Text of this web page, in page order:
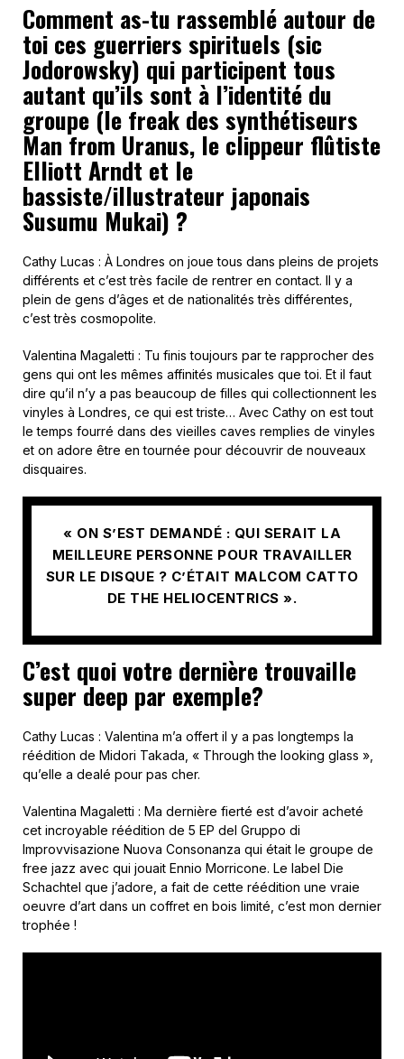
Comment as-tu rassemblé autour de
toi ces guerriers spirituels (sic
Jodorowsky) qui participent tous
autant qu’ils sont à l’identité du
groupe (le freak des synthétiseurs
Man from Uranus, le clippeur flûtiste
Elliott Arndt et le
bassiste/illustrateur japonais
Susumu Mukai) ?
Cathy Lucas : À Londres on joue tous dans pleins de projets
différents et c’est très facile de rentrer en contact. Il y a
plein de gens d’âges et de nationalités très différentes,
c’est très cosmopolite.
Valentina Magaletti : Tu finis toujours par te rapprocher des
gens qui ont les mêmes affinités musicales que toi. Et il faut
dire qu’il n’y a pas beaucoup de filles qui collectionnent les
vinyles à Londres, ce qui est triste… Avec Cathy on est tout
le temps fourré dans des vieilles caves remplies de vinyles
et on adore être en tournée pour découvrir de nouveaux
disquaires.
« ON S’EST DEMANDÉ : QUI SERAIT LA
MEILLEURE PERSONNE POUR TRAVAILLER
SUR LE DISQUE ? C’ÉTAIT MALCOM CATTO
DE THE HELIOCENTRICS ».
C’est quoi votre dernière trouvaille
super deep par exemple?
Cathy Lucas : Valentina m’a offert il y a pas longtemps la
réédition de Midori Takada, « Through the looking glass »,
qu’elle a dealé pour pas cher.
Valentina Magaletti : Ma dernière fierté est d’avoir acheté
cet incroyable réédition de 5 EP del Gruppo di
Improvvisazione Nuova Consonanza qui était le groupe de
free jazz avec qui jouait Ennio Morricone. Le label Die
Schachtel que j’adore, a fait de cette réédition une vraie
oeuvre d’art dans un coffret en bois limité, c’est mon dernier
trophée !